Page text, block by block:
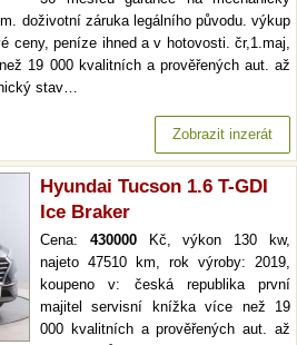
doživotní záruka legálního původu. výkup
ceny, peníze ihned a v hotovosti. čr,1.maj,
19 000 kvalitních a prověřených aut. až
stav…
Zobrazit inzerát
Hyundai Tucson 1.6 T-GDI
Ice Braker
Cena: 430000Kč, výkon 130 kw,
najeto 47510 km, rok výroby: 2019,
koupeno v: česká republika první
majitel servisní knížka více než 19
000 kvalitních a prověřených aut. až